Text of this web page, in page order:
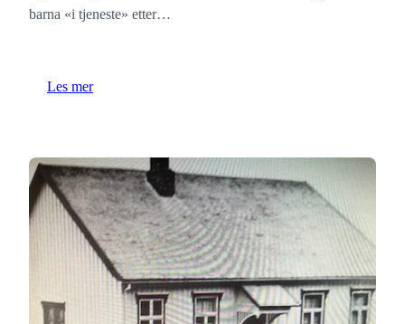
barna «i tjeneste» etter…
Les mer